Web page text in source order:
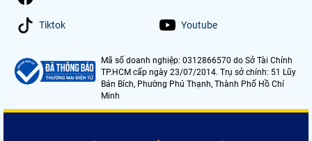
Tiktok Youtube
Mã số doanh nghiệp: 0312866570 do Sở Tài Chính
TP.HCM cấp ngày 23/07/2014. Trụ sở chính: 51 Lũy
Bán Bích, Phường Phú Thạnh, Thành Phố Hồ Chí
Minh